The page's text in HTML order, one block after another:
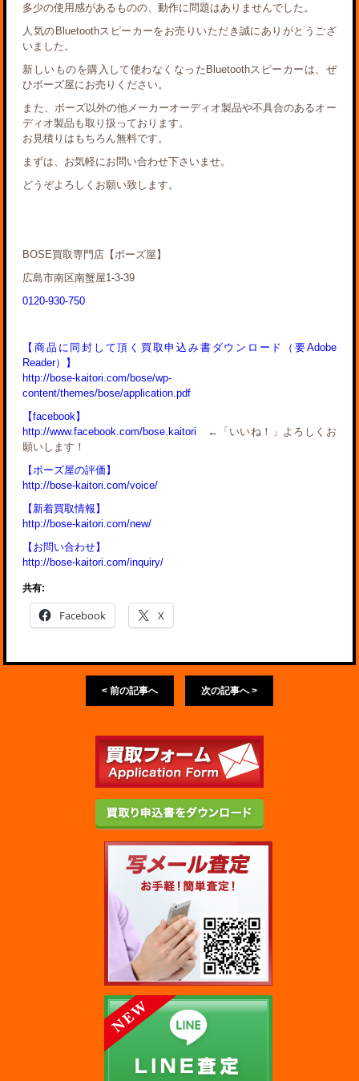
多少の使用感があるものの、動作に問題はありませんでした。
人気のBluetoothスピーカーをお売りいただき誠にありがとうござ
いました。
新しいものを購入して使わなくなったBluetoothスピーカーは、ぜ
ひボーズ屋にお売りください。
また、ボーズ以外の他メーカーオーディオ製品や不具合のあるオー
ディオ製品も取り扱っております。
お見積りはもちろん無料です。
まずは、お気軽にお問い合わせ下さいませ。
どうぞよろしくお願い致します。
BOSE買取専門店【ボーズ屋】
広島市南区南蟹屋1-3-39
0120-930-750
【商品に同封して頂く買取申込み書ダウンロード（要Adobe
Reader）】
http://bose-kaitori.com/bose/wp-
content/themes/bose/application.pdf
【facebook】
http://www.facebook.com/bose.kaitori ←「いいね！」よろしくお
願いします！
【ボーズ屋の評価】
http://bose-kaitori.com/voice/
【新着買取情報】
http://bose-kaitori.com/new/
【お問い合わせ】
http://bose-kaitori.com/inquiry/
共有:
Facebook X
< 前の記事へ 次の記事へ >